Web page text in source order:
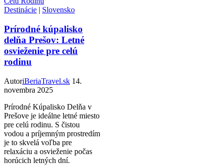
Destinácie | Slovensko
Prírodné kúpalisko
delňa Prešov: Letné
osvieženie pre celú
rodinu
AutoriBeriaTravel.sk 14.
novembra 2025
Prírodné Kúpalisko Delňa v
Prešove je ideálne letné miesto
pre celú rodinu. S čistou
vodou a príjemným prostredím
je to skvelá voľba pre
relaxáciu a osvieženie počas
horúcich letných dní.